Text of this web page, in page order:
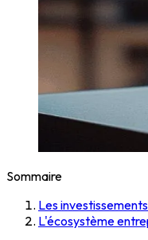
Sommaire
Les
L'écosystème